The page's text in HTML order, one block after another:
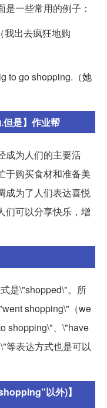
一些常用的例子：
我出去疯狂地购
to go shopping.（她
但是】作业帮
成为人们的主要活
于购买食材和准备美
成为了人们表达喜悦
们可以分享快乐，增
是\"shopped\"。所
shopping\"（we
shopping\"、\"have
等表达方式也是可以
以外)】